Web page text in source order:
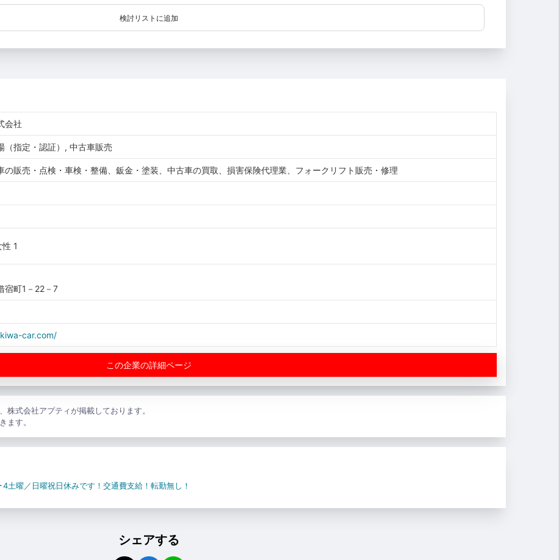
検討リストに追加
会社
（指定・認証）, 中古車販売
の販売・点検・車検・整備、鈑金・塗装、中古車の買取、損害保険代理業、フォークリフト販売・修理
1
宿町1－22－7
car.com/
この企業の詳細ページ
株式会社アプティが掲載しております。
ます。
土曜／日曜祝日休みです！交通費支給！転勤無し！
シェアする